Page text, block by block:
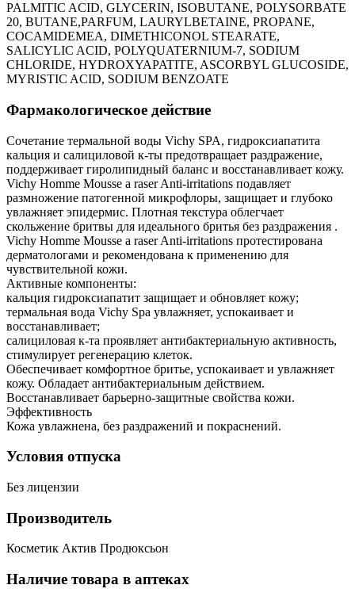
PALMITIC ACID, GLYCERIN, ISOBUTANE, POLYSORBATE
20, BUTANE,PARFUM, LAURYLBETAINE, PROPANE,
COCAMIDEMEA, DIMETHICONOL STEARATE,
SALICYLIC ACID, POLYQUATERNIUM-7, SODIUM
CHLORIDE, HYDROXYAPATITE, ASCORBYL GLUCOSIDE,
MYRISTIC ACID, SODIUM BENZOATE
Фармакологическое действие
Сочетание термальной воды Vichy SPA, гидроксиапатита
кальция и салициловой к-ты предотвращает раздражение,
поддерживает гиролипидный баланс и восстанавливает кожу.
Vichy Homme Mousse a raser Anti-irritations подавляет
размножение патогенной микрофлоры, защищает и глубоко
увлажняет эпидермис. Плотная текстура облегчает
скольжение бритвы для идеального бритья без раздражения .
Vichy Homme Mousse a raser Anti-irritations протестирована
дерматологами и рекомендована к применению для
чувствительной кожи.
Активные компоненты:
кальция гидроксиапатит защищает и обновляет кожу;
термальная вода Vichy Spa увлажняет, успокаивает и
восстанавливает;
салициловая к-та проявляет антибактериальную активность,
стимулирует регенерацию клеток.
Обеспечивает комфортное бритье, успокаивает и увлажняет
кожу. Обладает антибактериальным действием.
Восстанавливает барьерно-защитные свойства кожи.
Эффективность
Кожа увлажнена, без раздражений и покраснений.
Условия отпуска
Без лицензии
Производитель
Косметик Актив Продюксьон
Наличие товара в аптеках